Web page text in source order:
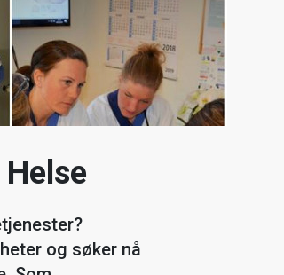
og søker nå